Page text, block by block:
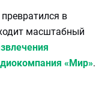
в
масштабный
«Мир».